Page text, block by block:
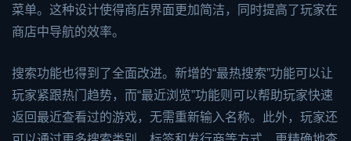
菜单。这种设计使得商店界面更加简洁，同时提高了玩家在
商店中导航的效率。
搜索功能也得到了全面改进。新增的“最热搜索”功能可以让
玩家紧跟热门趋势，而“最近浏览”功能则可以帮助玩家快速
返回最近查看过的游戏，无需重新输入名称。此外，玩家还